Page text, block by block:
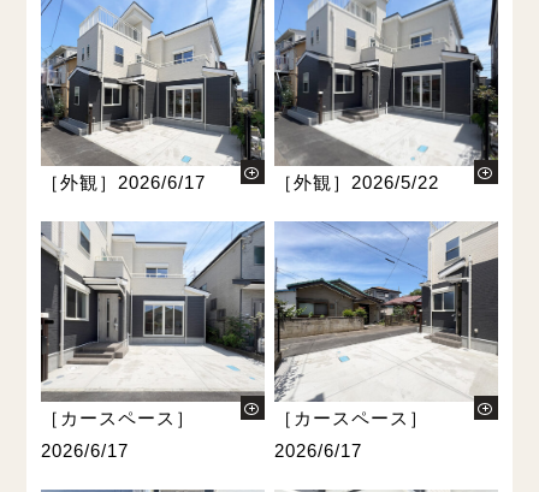
［外観］2026/6/17 ［外観］2026/5/22
［カースペース］
2026/6/17
［カースペース］
2026/6/17